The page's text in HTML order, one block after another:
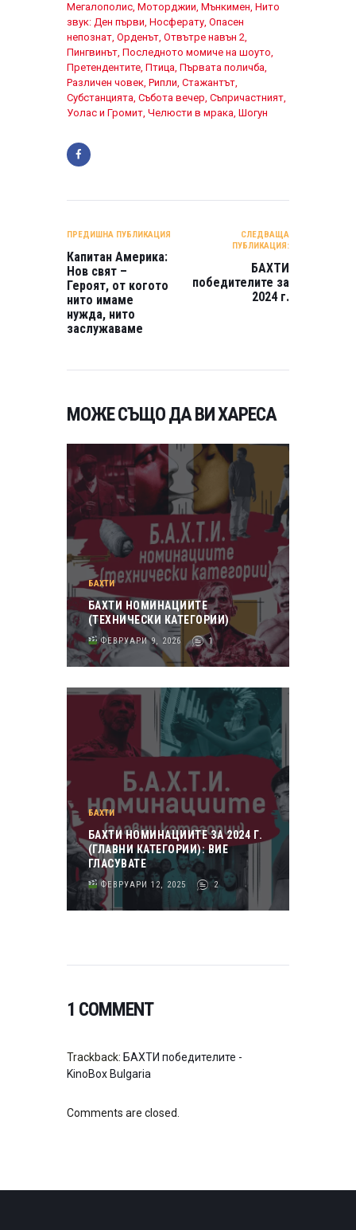
Мегалополис, Моторджии, Мънкимен, Нито
звук: Ден първи, Носферату, Опасен
непознат, Орденът, Отвътре навън 2,
Пингвинът, Последното момиче на шоуто,
Претендентите, Птица, Първата поличба,
Различен човек, Рипли, Стажантът,
Субстанцията, Събота вечер, Съпричастният,
Уолас и Громит, Челюсти в мрака, Шогун
ПРЕДИШНА ПУБЛИКАЦИЯ
Капитан Америка:
Нов свят –
Героят, от когото
нито имаме
нужда, нито
заслужаваме
СЛЕДВАЩА
ПУБЛИКАЦИЯ:
БАХТИ
победителите за
2024 г.
МОЖЕ СЪЩО ДА ВИ ХАРЕСА
БАХТИ
БАХТИ НОМИНАЦИИТЕ
(ТЕХНИЧЕСКИ КАТЕГОРИИ)
ФЕВРУАРИ 9, 2026 1
БАХТИ
БАХТИ НОМИНАЦИИТЕ ЗА 2024 Г.
(ГЛАВНИ КАТЕГОРИИ): ВИЕ
ГЛАСУВАТЕ
ФЕВРУАРИ 12, 2025 2
1 COMMENT
Trackback: БАХТИ победителите -
KinoBox Bulgaria
Comments are closed.